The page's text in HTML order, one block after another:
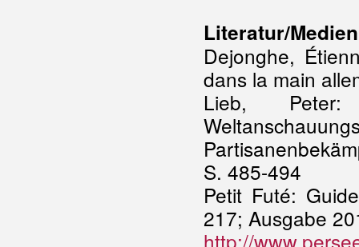
Literatur/Medien
Dejonghe,
dans la main
Lieb,
S. 485-494
Petit Futé:
217; Ausgabe
http://